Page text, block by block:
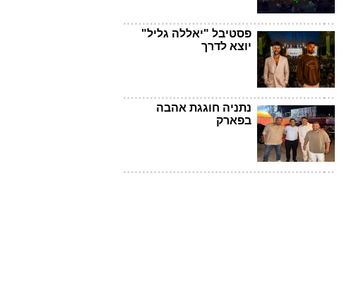
פסטיבל "יאללה גליל"
יוצא לדרך
נתניה חוגגת אהבה
בפארק